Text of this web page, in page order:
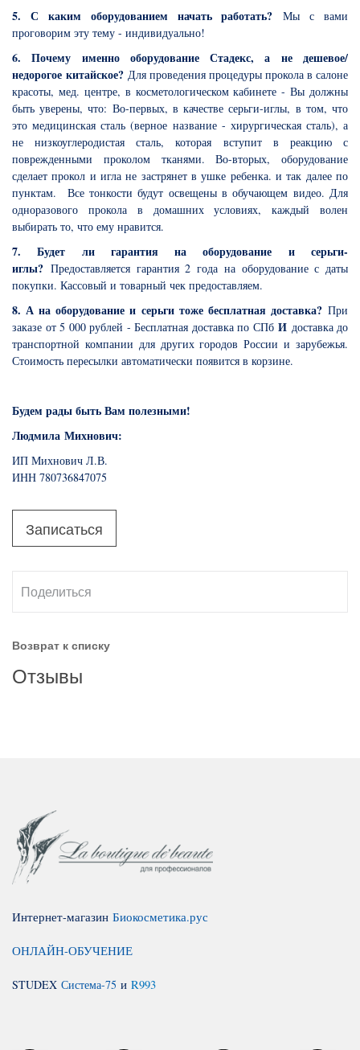
5. С каким оборудованием начать работать?Мы с вами
проговорим эту тему - индивидуально!
6. Почему именно оборудование Стадекс, а не дешевое/
недорогое китайское? Для проведения процедуры прокола в салоне
красоты, мед. центре, в косметологическом кабинете - Вы должны
быть уверены, что: Во-первых, в качестве серьги-иглы, в том, что
это медицинская сталь (верное название - хирургическая сталь), а
не низкоуглеродистая сталь, которая вступит в реакцию с
поврежденными проколом тканями. Во-вторых, оборудование
сделает прокол и игла не застрянет в ушке ребенка. и так далее по
пунктам. Все тонкости будут освещены в обучающем видео. Для
одноразового прокола в домашних условиях, каждый волен
выбирать то, что ему нравится.
7. Будет ли гарантия на оборудование и серьги-
иглы? Предоставляется гарантия 2 года на оборудование с даты
покупки. Кассовый и товарный чек предоставляем.
8. А на оборудование и серьги тоже бесплатная доставка?При
заказе от 5 000 рублей - Бесплатная доставка по СПб И доставка до
транспортной компании для других городов России и зарубежья.
Стоимость пересылки автоматически появится в корзине.
Будем рады быть Вам полезными!
Людмила Михнович:
ИП Михнович Л.В.
ИНН 780736847075
Записаться
Поделиться
Возврат к списку
Отзывы
Интернет-магазин Биокосметика.рус
ОНЛАЙН-ОБУЧЕНИЕ
STUDEX Система-75 и R993